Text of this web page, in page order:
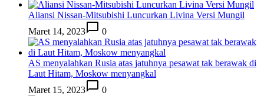
Aliansi Nissan-Mitsubishi Luncurkan Livina Versi Mungil
Maret 14, 2023
0
AS menyalahkan Rusia atas jatuhnya pesawat tak berawak di
Laut Hitam, Moskow menyangkal
Maret 15, 2023
0